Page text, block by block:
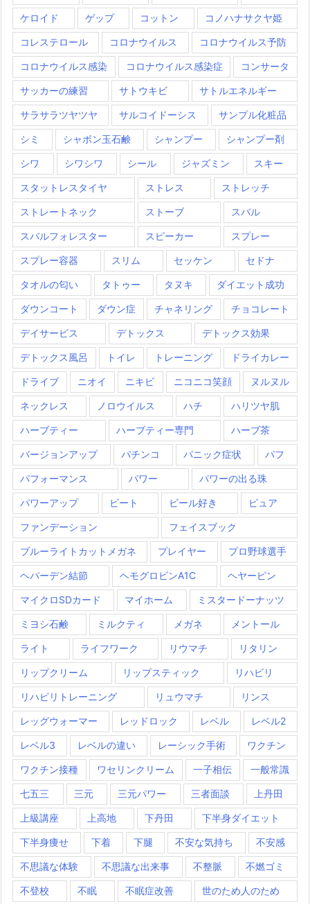
ケロイド ゲップ コットン コノハナサクヤ姫
コレステロール コロナウイルス コロナウイルス予防
コロナウイルス感染 コロナウイルス感染症 コンサータ
サッカーの練習 サトウキビ サトルエネルギー
サラサラツヤツヤ サルコイドーシス サンプル化粧品
シミ シャボン玉石鹸 シャンプー シャンプー剤
シワ シワシワ シール ジャズミン スキー
スタットレスタイヤ ストレス ストレッチ
ストレートネック ストーブ スバル
スバルフォレスター スピーカー スプレー
スプレー容器 スリム セッケン セドナ
タオルの匂い タトゥー タヌキ ダイエット成功
ダウンコート ダウン症 チャネリング チョコレート
デイサービス デトックス デトックス効果
デトックス風呂 トイレ トレーニング ドライカレー
ドライブ ニオイ ニキビ ニコニコ笑顔 ヌルヌル
ネックレス ノロウイルス ハチ ハリツヤ肌
ハーブティー ハーブティー専門 ハーブ茶
バージョンアップ パチンコ パニック症状 パフ
パフォーマンス パワー パワーの出る珠
パワーアップ ビート ビール好き ピュア
ファンデーション フェイスブック
ブルーライトカットメガネ プレイヤー プロ野球選手
ヘパーデン結節 ヘモグロビンA1C ヘヤーピン
マイクロSDカード マイホーム ミスタードーナッツ
ミヨシ石鹸 ミルクティ メガネ メントール
ライト ライフワーク リウマチ リタリン
リップクリーム リップスティック リハビリ
リハビリトレーニング リュウマチ リンス
レッグウォーマー レッドロック レベル レベル2
レベル3 レベルの違い レーシック手術 ワクチン
ワクチン接種 ワセリンクリーム 一子相伝 一般常識
七五三 三元 三元パワー 三者面談 上丹田
上級講座 上高地 下丹田 下半身ダイエット
下半身痩せ 下着 下腿 不安な気持ち 不安感
不思議な体験 不思議な出来事 不整脈 不燃ゴミ
不登校 不眠 不眠症改善 世のため人のため